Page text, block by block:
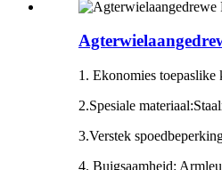
1. Ekonomies toepaslike
2.Spesiale
3.Verstek
4. Buigsaamheid: